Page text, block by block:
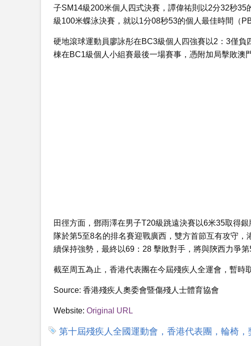
子SM14級200米個人四式決賽，譚偉祐則以2分32秒
級100米蝶泳決賽，就以1分08秒53的個人最佳時間（
硬地滾球運動員廖詠彤在BC3級個人四強賽以2：3僅
棟在BC1級個人小組賽最後一場賽事，憑附加局擊敗澳
田徑方面，鄧雨澤在男子T20級跳遠決賽以6米35取得
隊於第5至8名的排名賽迎戰廣西，雙方首節互有攻守
續保持強勢，最終以69：28 擊敗對手，將與陝西力爭第
截至周五為止，香港代表團在今屆殘疾人全運會，暫時
Source: 香港殘疾人奧委會暨傷殘人士體育協會
Website: Original URL
第十屆殘疾人全國運動會，香港代表團，輪椅，